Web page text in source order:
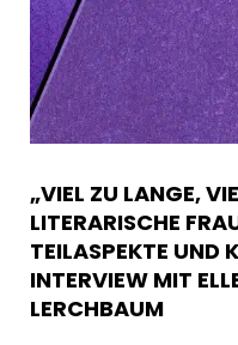
„VIEL ZU LANGE,
LITERARISCHE
TEILASPEKTE UND
INTERVIEW MIT
LERCHBAUM